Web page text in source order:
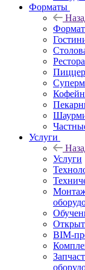
Форматы
Услуги
Услуги
Монтаж
BIM-